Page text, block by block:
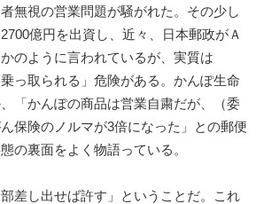
無視の営業問題が騒がれた。その少し
億円を出資し、近々、日本郵政がＡ
のように言われているが、実質は
っ取られる」危険がある。かんぽ生命
「かんぽの商品は営業自粛だが、（委
保険のノルマが3倍になった」との郵便
の裏面をよく物語っている。
差し出せば許す」ということだ。これ